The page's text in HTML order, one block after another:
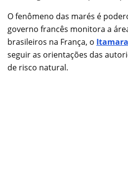
O fenômeno das marés é
governo francês monitora a
brasileiros na França, o
seguir as orientações das
de risco natural.